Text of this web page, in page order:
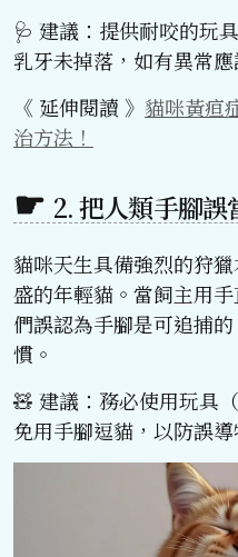
🩺 建議：提供耐咬的玩
乳牙未掉落，如有異常應
《 延伸閱讀 》 貓咪黃疸
治方法！
2. 把人類手腳誤
貓咪天生具備強烈的狩
盛的年輕貓。當飼主用
們誤認為手腳是可追捕
慣。
🧸 建議：務必使用玩具
免用手腳逗貓，以防誤